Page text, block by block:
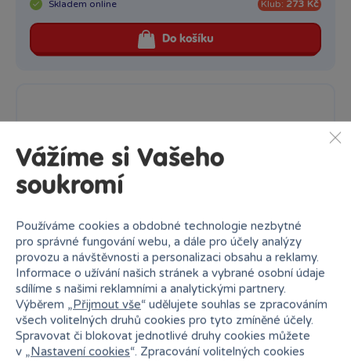
Skladem online Klub: 273 Kč
Do košíku
Hrnek Attack On Titan 315ml
Vážíme si Vašeho
soukromí
Používáme cookies a obdobné technologie nezbytné
pro správné fungování webu, a dále pro účely analýzy
provozu a návštěvnosti a personalizaci obsahu a reklamy.
Informace o užívání našich stránek a vybrané osobní údaje
sdílíme s našimi reklamními a analytickými partnery.
Výběrem „Přijmout vše“ udělujete souhlas se zpracováním
všech volitelných druhů cookies pro tyto zmíněné účely.
Spravovat či blokovat jednotlivé druhy cookies můžete
v „Nastavení cookies“. Zpracování volitelných cookies